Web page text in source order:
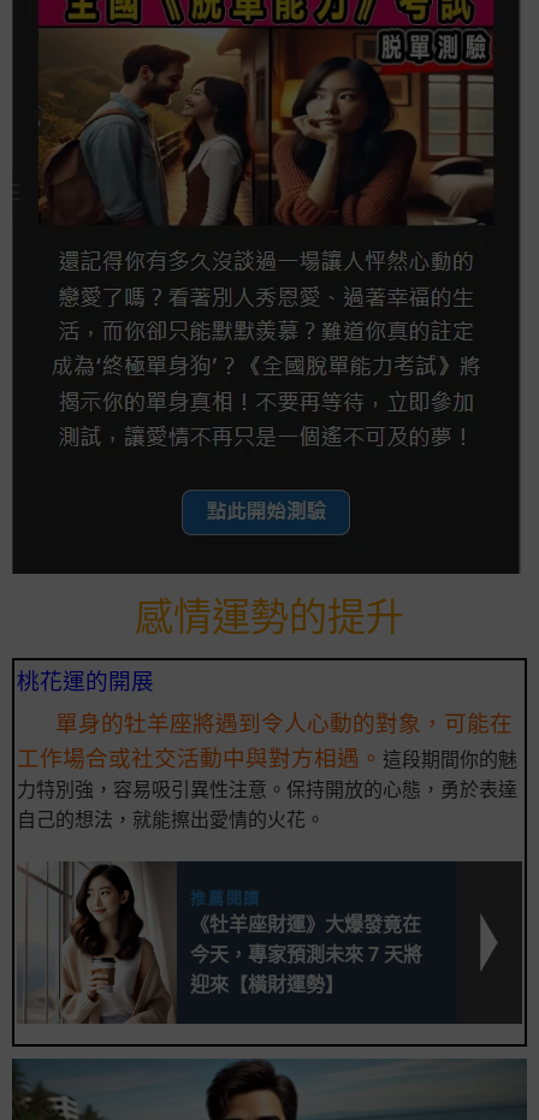
感情運勢的提升
桃花運的開展
單身的牡羊座將遇到令人心動的對象，可能在
工作場合或社交活動中與對方相遇。 這段期間你的魅
力特別強，容易吸引異性注意。保持開放的心態，勇於表達
自己的想法，就能擦出愛情的火花。
推薦閱讀
《牡羊座財運》大爆發竟在
今天，專家預測未來 7 天將
迎來【橫財運勢】